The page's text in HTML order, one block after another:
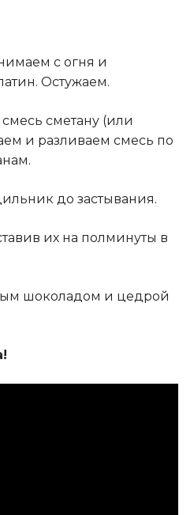
с огня и
Остужаем.
сметану (или
и разливаем смесь по
до застывания.
их на полминуты в
шоколадом и цедрой